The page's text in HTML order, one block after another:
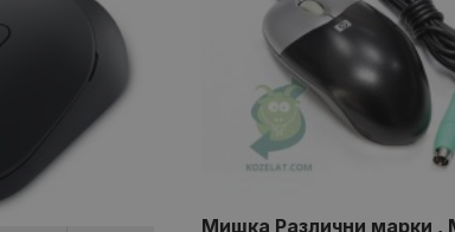
Мишка Различни марки ,